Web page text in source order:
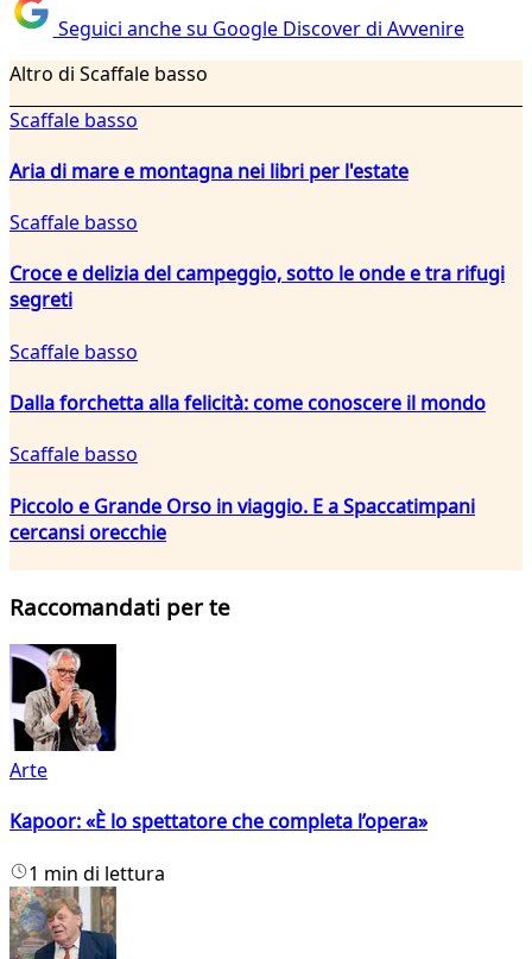
Seguici anche su Google Discover di Avvenire
Altro di Scaffale basso
Scaffale basso
Aria di mare e montagna nei libri per l'estate
Scaffale basso
Croce e delizia del campeggio, sotto le onde e tra rifugi
segreti
Scaffale basso
Dalla forchetta alla felicità: come conoscere il mondo
Scaffale basso
Piccolo e Grande Orso in viaggio. E a Spaccatimpani
cercansi orecchie
Raccomandati per te
Arte
Kapoor: «È lo spettatore che completa l’opera»
1 min di lettura